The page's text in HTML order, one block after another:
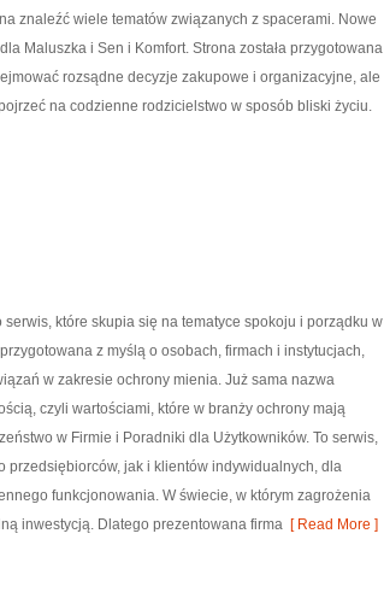
znaleźć wiele tematów związanych z spacerami. Nowe
Maluszka i Sen i Komfort. Strona została przygotowana
rozsądne decyzje zakupowe i organizacyjne, ale
na codzienne rodzicielstwo w sposób bliski życiu.
które skupia się na tematyce spokoju i porządku w
z myślą o osobach, firmach i instytucjach,
w zakresie ochrony mienia. Już sama nazwa
czyli wartościami, które w branży ochrony mają
w Firmie i Poradniki dla Użytkowników. To serwis,
przedsiębiorców, jak i klientów indywidualnych, dla
funkcjonowania. W świecie, w którym zagrożenia
inwestycją. Dlatego prezentowana firma [ Read More ]